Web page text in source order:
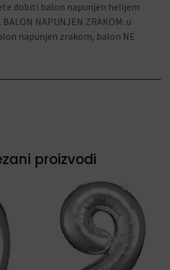
dobiti balon napunjen helijem
NAPUNJEN ZRAKOM: u
napunjen zrakom, balon NE
proizvodi